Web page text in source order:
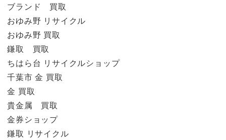
ブランド 買取
おゆみ野 リサイクル
おゆみ野 買取
鎌取 買取
ちはら台 リサイクルショップ
千葉市 金 買取
金 買取
貴金属 買取
金券ショップ
鎌取 リサイクル